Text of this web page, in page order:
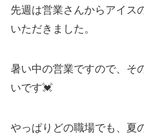
先週は営業さんからアイス
いただきました。
暑い中の営業ですので、そ
いです💓
やっぱりどの職場でも、夏